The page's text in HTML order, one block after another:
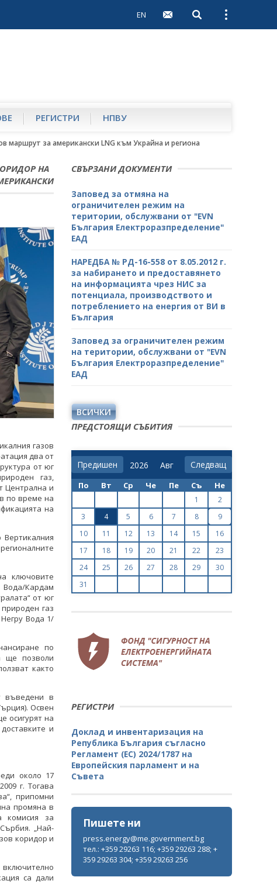
EN Open search
Open
РЕГИСТРИ НПВУ
маршрут за американски LNG към Украйна и региона
България влиза във финалната
фаза на Вертикалния газов коридор
на своя територия и се утвърждава
като ключов маршрут за
американски LNG към Украйна и
региона
ВСИЧКИ ФОТОГАЛЕРИИ
фаза на Вертикалния
на своя територия и
НА
газов
два от
от юг
газ,
Централна и
по време на
на
ключовите
Вода/Кардам
от юг
газ
Вода 1/
по
ще позволи
както
въведени в
Освен
осигурят на
и
около 17
г. Тогава
припомни
промяна в
комисия за
„Най-
коридор и
са дали
СВЪРЗАНИ ДОКУМЕНТИ
Заповед за отмяна на
ограничителен режим на
територии, обслужвани от "ЕVN
България Електроразпределение"
ЕАД
НАРЕДБА № РД-16-558 от 8.05.2012 г.
за набирането и предоставянето
на информацията чрез НИС за
потенциала, производството и
потреблението на енергия от ВИ в
България
Заповед за ограничителен режим
на територии, обслужвани от "ЕVN
България Електроразпределение"
ЕАД
ВСИЧКИ
ПРЕДСТОЯЩИ СЪБИТИЯ
Предишен Следващ
По Вт Ср Че Пе Съ Не
1
2
3
4 5 6 7 8
9
10
11 12 13 14 15
16
17
18 19 20 21 22
23
24
25 26 27 28 29
30
31
РЕГИСТРИ
Доклад и инвентаризация на
Република България съгласно
Регламент (ЕС) 2024/1787 на
Европейския парламент и на
Съвета
Пишете ни
press.energy@me.government.bg
тел.: +359 29263 116; +359 29263 288; +
359 29263 304; +359 29263 256